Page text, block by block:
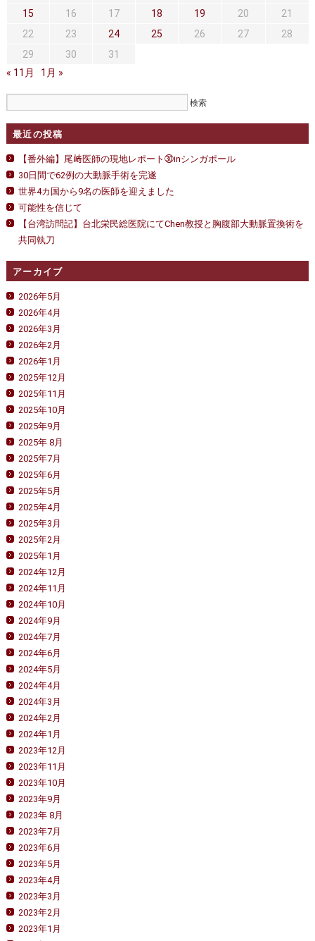
正しい病院の選び方
私どもの特色
手術概要
医師募集情報
トピックス一覧
15
16 17 18 19 20
21
22
23 24 25 26 27
28
29
30
31
« 11月
1月 »
最近の投稿
【番外編】尾﨑医師の現地レポート㉚inシンガポール
30日間で62例の大動脈手術を完遂
世界4カ国から9名の医師を迎えました
可能性を信じて
【台湾訪問記】台北栄民総医院にてChen教授と胸腹部大動脈置換術を
共同執刀
アーカイブ
2026年5月
2026年4月
2026年3月
2026年2月
2026年1月
2025年12月
2025年11月
2025年10月
2025年9月
2025年 8月
2025年7月
2025年6月
2025年5月
2025年4月
2025年3月
2025年2月
2025年1月
2024年12月
2024年11月
2024年10月
2024年9月
2024年7月
2024年6月
2024年5月
2024年4月
2024年3月
2024年2月
2024年1月
2023年12月
2023年11月
2023年10月
2023年9月
2023年 8月
2023年7月
2023年6月
2023年5月
2023年4月
2023年3月
2023年2月
2023年1月